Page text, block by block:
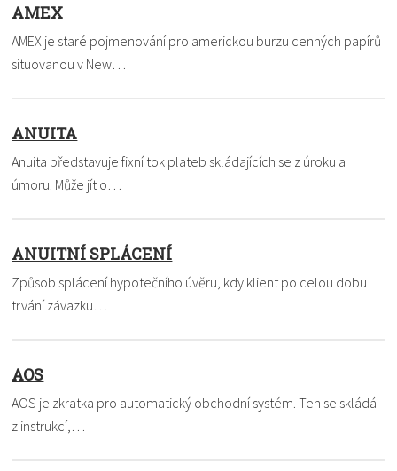
AMEX
AMEX je staré pojmenování pro americkou burzu cenných papírů
situovanou v New…
ANUITA
Anuita představuje fixní tok plateb skládajících se z úroku a
úmoru. Může jít o…
ANUITNÍ SPLÁCENÍ
Způsob splácení hypotečního úvěru, kdy klient po celou dobu
trvání závazku…
AOS
AOS je zkratka pro automatický obchodní systém. Ten se skládá
z instrukcí,…